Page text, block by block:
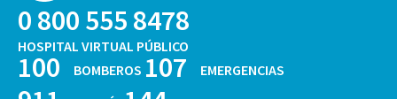
0 800 555 8478
HOSPITAL VIRTUAL PÚBLICO
100 BOMBEROS 107 EMERGENCIAS